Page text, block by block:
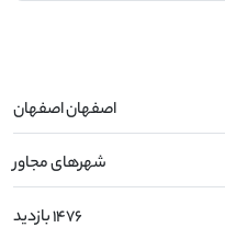
اصفهان اصفهان
شهرهای مجاور
1476 بازدید